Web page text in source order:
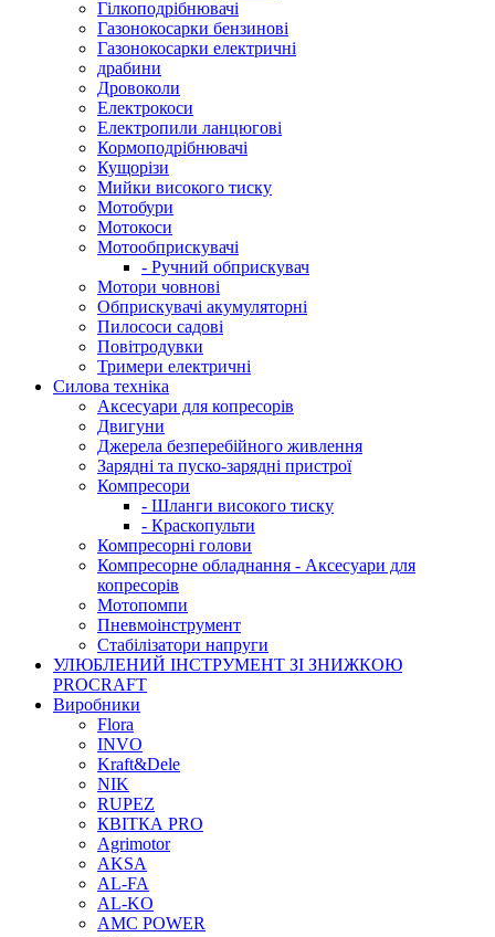
Гілкоподрібнювачі
Газонокосарки бензинові
Газонокосарки електричні
драбини
Дровоколи
Електрокоси
Електропили ланцюгові
Кормоподрібнювачі
Кущорізи
Мийки високого тиску
Мотобури
Мотокоси
Мотообприскувачі
- Ручний обприскувач
Мотори човнові
Обприскувачі акумуляторні
Пилососи садові
Повітродувки
Тримери електричні
Силова техніка
Аксесуари для копресорів
Двигуни
Джерела безперебійного живлення
Зарядні та пуско-зарядні пристрої
Компресори
- Шланги високого тиску
- Краскопульти
Компресорні голови
Компресорне обладнання - Аксесуари для
копресорів
Мотопомпи
Пневмоінструмент
Стабілізатори напруги
УЛЮБЛЕНИЙ ІНСТРУМЕНТ ЗІ ЗНИЖКОЮ
PROCRAFT
Виробники
Flora
INVO
Kraft&Dele
NIK
RUPEZ
КВІТКА PRO
Agrimotor
AKSA
AL-FA
AL-KO
AMC POWER